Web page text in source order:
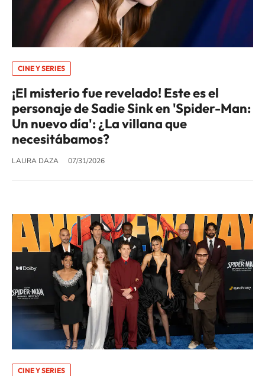
CINE Y SERIES
¡El misterio fue revelado! Este es el
personaje de Sadie Sink en 'Spider-Man:
Un nuevo día': ¿La villana que
necesitábamos?
LAURA DAZA 07/31/2026
CINE Y SERIES